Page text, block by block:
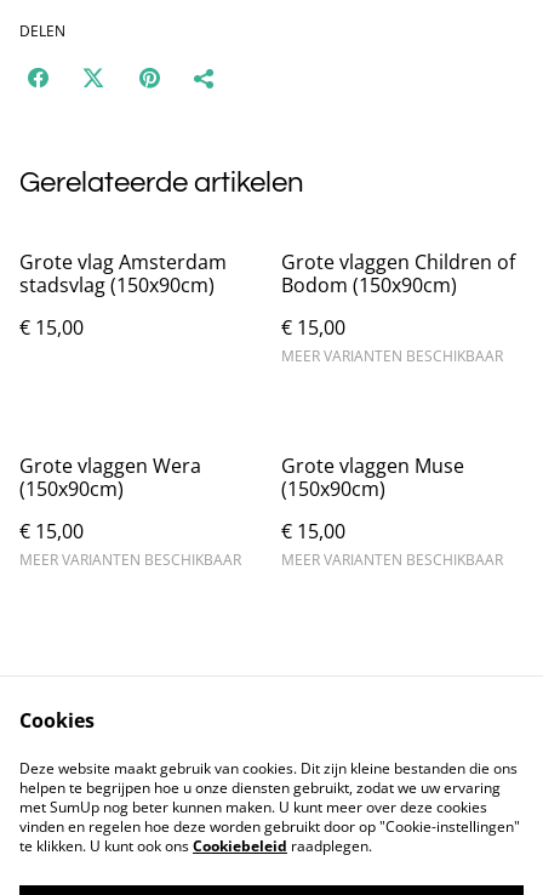
DELEN
Gerelateerde artikelen
Grote vlag Amsterdam
stadsvlag (150x90cm)
€ 15,00
Grote vlaggen Children of
Bodom (150x90cm)
€ 15,00
MEER VARIANTEN BESCHIKBAAR
Grote vlaggen Wera
(150x90cm)
€ 15,00
MEER VARIANTEN BESCHIKBAAR
Grote vlaggen Muse
(150x90cm)
€ 15,00
MEER VARIANTEN BESCHIKBAAR
Contact
Voorwaarden
Privacybeleid
Cookiebeleid
Cookies
Deze website maakt gebruik van cookies. Dit zijn kleine bestanden die ons
helpen te begrijpen hoe u onze diensten gebruikt, zodat we uw ervaring
met SumUp nog beter kunnen maken. U kunt meer over deze cookies
vinden en regelen hoe deze worden gebruikt door op "Cookie-instellingen"
te klikken. U kunt ook onsCookiebeleid raadplegen.